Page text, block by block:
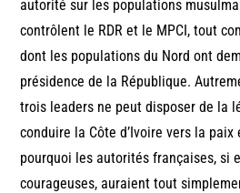
autorité sur les populations
contrôlent le RDR et le MPCI, tout
dont les populations du Nord ont
présidence de la République.
trois leaders ne peut disposer de la
conduire la Côte d’Ivoire vers la
pourquoi les autorités françaises, si
courageuses, auraient tout